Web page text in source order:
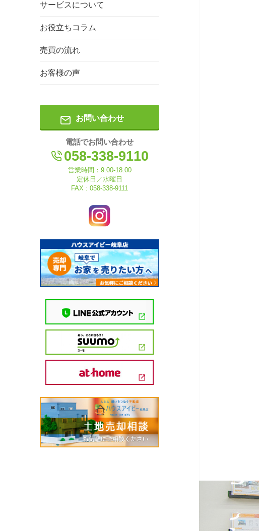
サービスについて
お役立ちコラム
売買の流れ
お客様の声
お問い合わせ
電話でお問い合わせ
058-338-9110
営業時間：9:00-18:00
定休日／水曜日
FAX : 058-338-9111